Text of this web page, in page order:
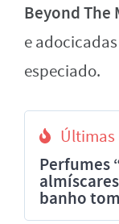
Beyond The
e
especiado.
Perfumes
banho